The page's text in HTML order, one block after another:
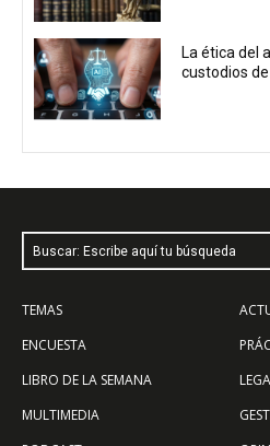
La ética del
custodios
Buscar: Escribe aquí tu búsqueda
TEMAS
ENCUESTA
LIBRO DE LA SEMANA
MULTIMEDIA